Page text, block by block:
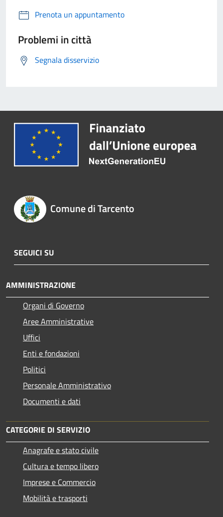
Prenota un appuntamento
Problemi in città
Segnala disservizio
Comune di Tarcento
SEGUICI SU
AMMINISTRAZIONE
Organi di Governo
Aree Amministrative
Uffici
Enti e fondazioni
Politici
Personale Amministrativo
Documenti e dati
CATEGORIE DI SERVIZIO
Anagrafe e stato civile
Cultura e tempo libero
Imprese e Commercio
Mobilità e trasporti